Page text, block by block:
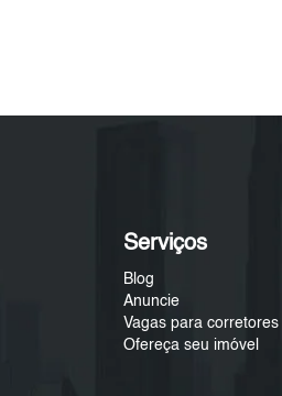
Serviços
Blog
Anuncie
Vagas para corretores
Ofereça seu imóvel